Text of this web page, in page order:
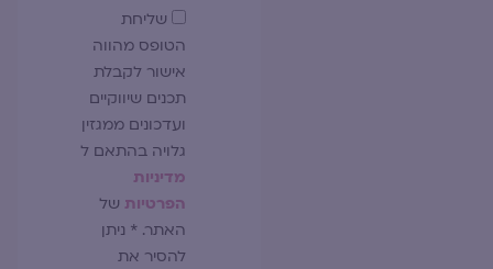
שדה
הסכמה
שליחת
הטופס מהווה
אישור לקבלת
תכנים שיווקיים
ועדכונים ממגזין
גלויה בהתאם ל
מדיניות
הפרטיותשל
האתר. * ניתן
להסיר את